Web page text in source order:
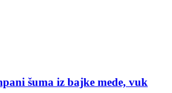
šuma iz bajke mede, vuk